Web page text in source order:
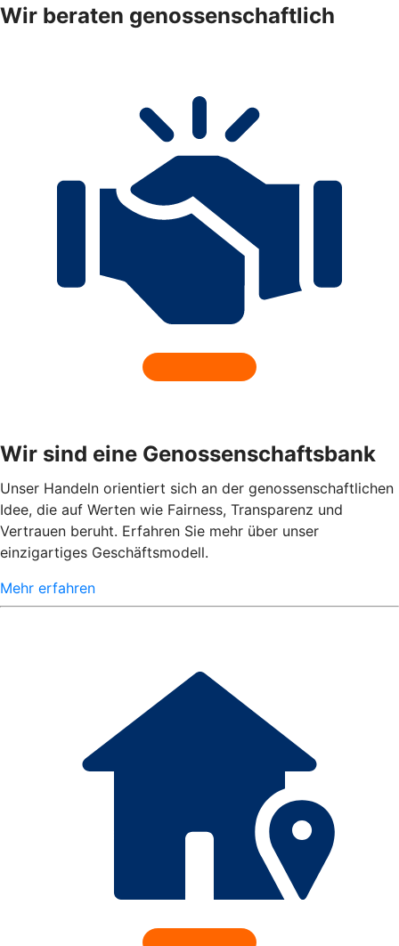
Wir beraten genossenschaftlich
Wir sind eine Genossenschaftsbank
Unser Handeln orientiert sich an der genossenschaftlichen
Idee, die auf Werten wie Fairness, Transparenz und
Vertrauen beruht. Erfahren Sie mehr über unser
einzigartiges Geschäftsmodell.
Mehr erfahren